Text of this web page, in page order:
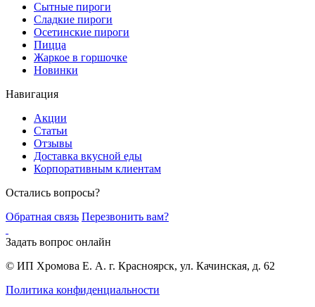
Сытные пироги
Сладкие пироги
Осетинские пироги
Пицца
Жаркое в горшочке
Новинки
Навигация
Акции
Статьи
Отзывы
Доставка вкусной еды
Корпоративным клиентам
Остались вопросы?
Обратная связь Перезвонить вам?
Задать вопрос онлайн
© ИП Хромова Е. А. г. Красноярск, ул. Качинская, д. 62
Политика конфиденциальности